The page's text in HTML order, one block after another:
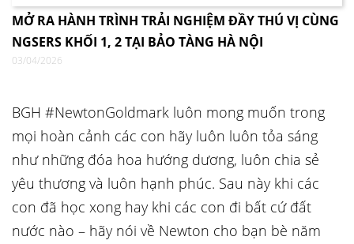
MỞ RA HÀNH TRÌNH TRẢI NGHIỆM ĐẦY THÚ VỊ CÙNG
NGSERS KHỐI 1, 2 TẠI BẢO TÀNG HÀ NỘI
03/04/2026
BGH #NewtonGoldmark luôn mong muốn trong
mọi hoàn cảnh các con hãy luôn luôn tỏa sáng
như những đóa hoa hướng dương, luôn chia sẻ
yêu thương và luôn hạnh phúc. Sau này khi các
con đã học xong hay khi các con đi bất cứ đất
nước nào – hãy nói về Newton cho bạn bè năm